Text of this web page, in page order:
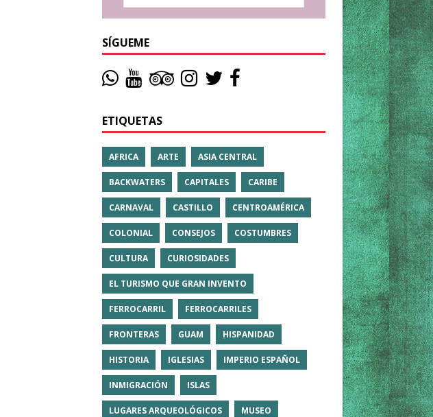
SÍGUEME
ETIQUETAS
AFRICA ARTE ASIA CENTRAL
BACKWATERS CAPITALES CARIBE
CARNAVAL CASTILLO CENTROAMÉRICA
COLONIAL CONSEJOS COSTUMBRES
CULTURA CURIOSIDADES
EL TURISMO QUE GRAN INVENTO
FERROCARRIL FERROCARRILES
FRONTERAS GUAM HISPANIDAD
HISTORIA IGLESIAS IMPERIO ESPAÑOL
INMIGRACIÓN ISLAS
LUGARES ARQUEOLÓGICOS MUSEO